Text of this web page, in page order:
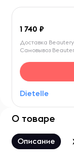
1 740
Dietelle
Доставка Beautery
Самовывоз
О товаре
Описание